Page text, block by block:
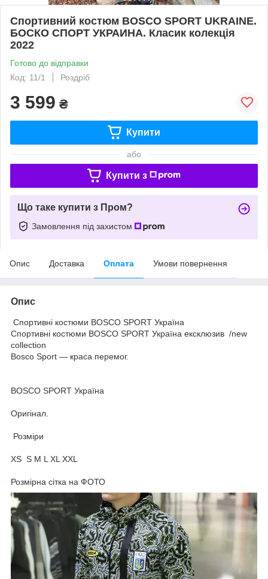
Спортивний костюм BOSCO SPORT UKRAINE.
БОСКО СПОРТ УКРАИНА. Класик колекція
2022
Готово до відправки
Код: 11/1
Роздріб
3 599 ₴
Купити
або
Купити з
Що таке купити з Пром?
Замовлення під захистом
Опис Доставка Оплата Умови повернення
Опис
Спортивні костюми BOSCO SPORT Україна
Спортивні костюми BOSCO SPORT Україна ексклюзив /new
collection
Bosco Sport — краса перемог.
BOSCO SPORT Україна
Оригінал.
Розміри
XS S M L XL XXL
Розмірна сітка на ФОТО